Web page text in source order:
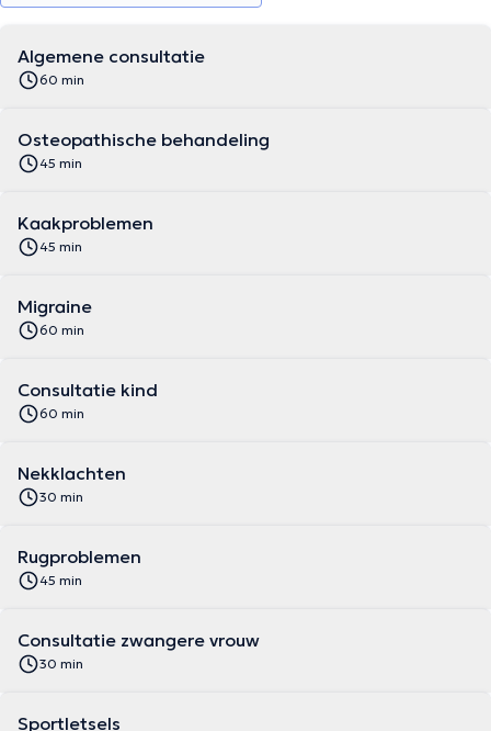
Algemene consultatie
60 min
Osteopathische behandeling
45 min
Kaakproblemen
45 min
Migraine
60 min
Consultatie kind
60 min
Nekklachten
30 min
Rugproblemen
45 min
Consultatie zwangere vrouw
30 min
Sportletsels